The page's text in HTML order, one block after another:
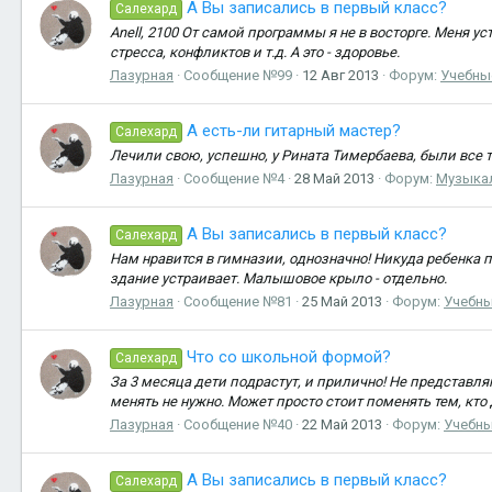
Салехард А Вы записались в первый класс?
Anell, 2100 От самой программы я не в восторге. Меня
стресса, конфликтов и т.д. А это - здоровье.
Лазурная
Сообщение №99 12 Авг 2013 Форум:
Салехард А есть-ли гитарный мастер?
Лечили свою, успешно, у Рината Тимербаева, были все
Лазурная
Сообщение №4 28 Май 2013 Форум:
Салехард А Вы записались в первый класс?
Нам нравится в гимназии, однозначно! Никуда
здание устраивает. Малышовое крыло - отдельно.
Лазурная
Сообщение №81 25 Май 2013 Форум:
Салехард Что со школьной формой?
За 3 месяца дети подрастут, и прилично! Не
менять не нужно. Может просто стоит поменять тем,
Лазурная
Сообщение №40 22 Май 2013 Форум:
Салехард А Вы записались в первый класс?